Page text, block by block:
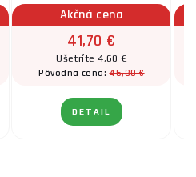
Akčná cena
41,70 €
Ušetríte 4,60 €
Pôvodná cena:46,30 €
DETAIL